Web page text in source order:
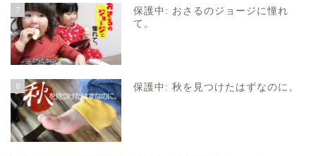
7
保護中: おさるのジョージに憧れ
て。
8 保護中: 秋を見つけたはずなのに。